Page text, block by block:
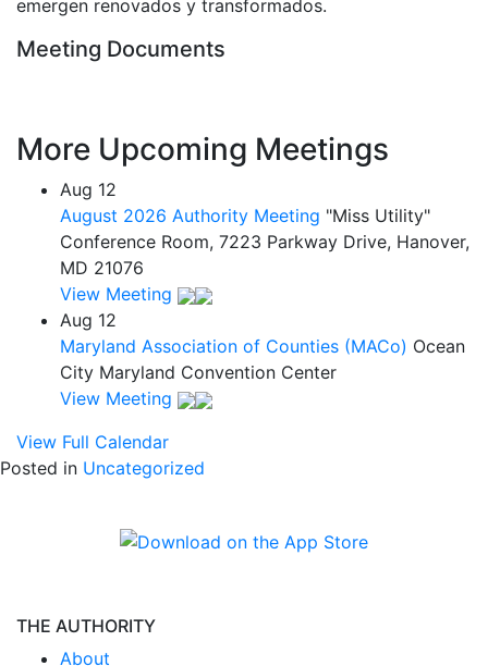
emergen renovados y transformados.
Meeting Documents
More Upcoming Meetings
Aug 12
August 2026 Authority Meeting "Miss Utility"
Conference Room, 7223 Parkway Drive, Hanover,
MD 21076
View Meeting
Aug 12
Maryland Association of Counties (MACo) Ocean
City Maryland Convention Center
View Meeting
View Full Calendar
Posted in Uncategorized
THE AUTHORITY
About